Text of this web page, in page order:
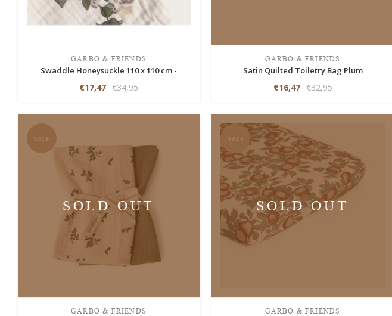
GARBO & FRIENDS
Swaddle Honeysuckle 110 x 110 cm -
€17,47 €34,95
GARBO & FRIENDS
Satin Quilted Toiletry Bag Plum
€16,47 €32,95
SALE
SOLD OUT
GARBO & FRIENDS
SALE
SOLD OUT
GARBO & FRIENDS